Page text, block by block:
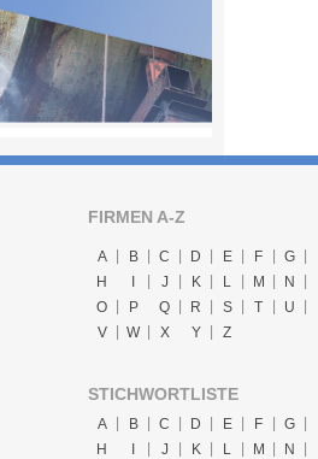
FIRMEN A-Z
A B C D E F
G
H
J K L M
N
O
P Q R S T
U
V
W X Y Z
STICHWORTLISTE
A B C D E F
G
H
I J K L M
N